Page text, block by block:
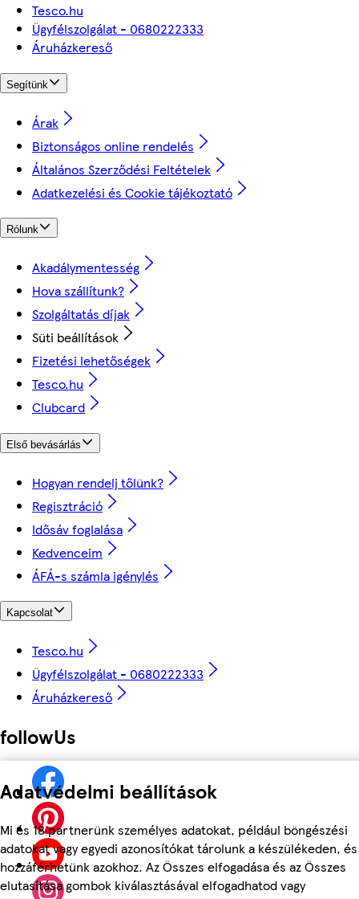
Adatvédelmi beállítások
Mi és 18 partnerünk személyes adatokat, például böngészési
adatokat vagy egyedi azonosítókat tárolunk a készülékeden, és
hozzáférhetünk azokhoz. Az Összes elfogadása és az Összes
elutasítása gombok kiválasztásával elfogadhatod vagy
Tesco.hu
Ügyfélszolgálat - 0680222333
Áruházkereső
Segítünk
Árak
Biztonságos online rendelés
Általános Szerződési Feltételek
Adatkezelési és Cookie tájékoztató
Rólunk
Akadálymentesség
Hova szállítunk?
Szolgáltatás díjak
Süti beállítások
Fizetési lehetőségek
Tesco.hu
Clubcard
Első bevásárlás
Hogyan rendelj tőlünk?
Regisztráció
Idősáv foglalása
Kedvenceim
ÁFÁ-s számla igénylés
Kapcsolat
Tesco.hu
Ügyfélszolgálat - 0680222333
Áruházkereső
followUs